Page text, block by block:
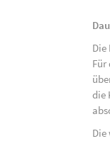
Die
Für
die
Die